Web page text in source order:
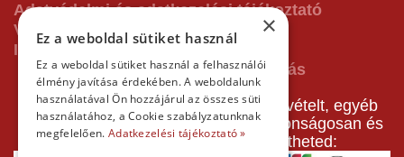
Adatvédelmi és adatkezelési tájékoztató
Vásárlás előtti tájékoztató
Impresszum
A pályafoglalást, gokartverseny részvételt, egyéb
termékeinket, szolgáltatásainkat biztonságosan és
gyorsan bankkártyával is kifizetheted:
×
Ez a weboldal sütiket használ
Ez a weboldal sütiket használ a felhasználói
élmény javítása érdekében. A weboldalunk
használatával Ön hozzájárul az összes süti
használatához, a Cookie szabályzatunknak
megfelelően. Adatkezelési tájékoztató »